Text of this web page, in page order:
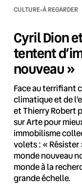
CULTURE·À REGARDER
Cyril Dion
tentent
nouveau »
Face au terrifiant
climatique et de
et Thierry Robert
sur Arte pour
immobilisme
volets : « Résister
monde nouveau
monde à la
grande échelle.